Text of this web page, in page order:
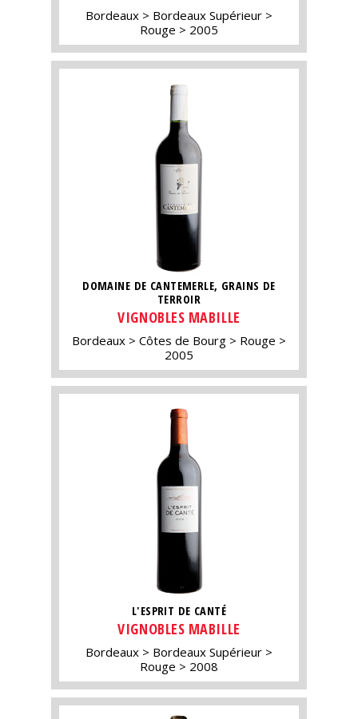
Bordeaux
Bordeaux Supérieur
Rouge
2005
DOMAINE DE CANTEMERLE, GRAINS DE
TERROIR
VIGNOBLES MABILLE
Bordeaux Côtes de Bourg
Rouge
2005
L'ESPRIT DE CANTÉ
VIGNOBLES MABILLE
Bordeaux
Bordeaux Supérieur
Rouge
2008